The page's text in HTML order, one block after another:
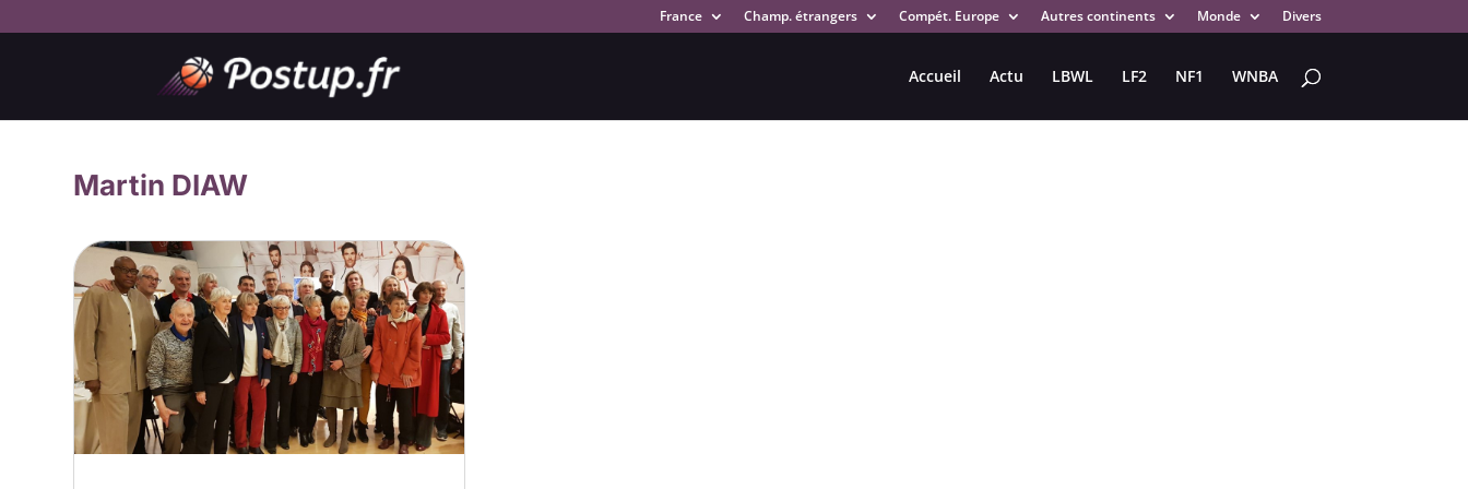
France Champ. étrangers Compét. Europe Autres continents Monde Divers
Accueil Actu LBWL LF2 NF1 WNBA
Martin DIAW